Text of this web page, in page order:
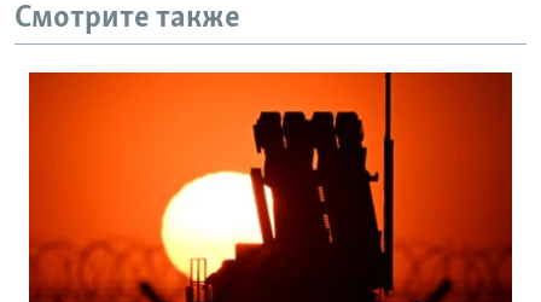
Смотрите также